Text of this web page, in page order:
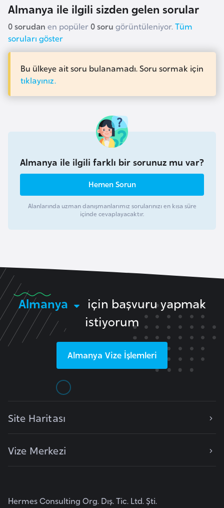
Almanya ile ilgili sizden gelen sorular
0 sorudan en popüler0 soru görüntüleniyor.Tüm
soruları göster
Bu ülkeye ait soru bulanamadı. Soru sormak için
tıklayınız.
Almanya ile ilgili farklı bir sorunuz mu var?
Hemen Sorun
Alanlarında uzman danışmanlarımız sorularınızı en kısa süre
içinde cevaplayacaktır.
Almanya
için başvuru yapmak
istiyorum
Almanya Vize İşlemleri
Site Haritası
Vize Merkezi
Hermes Consulting Org. Dış. Tic. Ltd. Şti.
K
o
n
g
B
r
m
e
n
s
s
n